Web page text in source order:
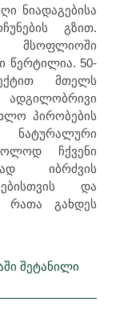
ნიადაგებისა
გზით.
წერტილია. 50-
მთელს
პირობების
ნატურალური
ჩქვენი
იბრძვის
და
რათა გახდეს
შეტანილი